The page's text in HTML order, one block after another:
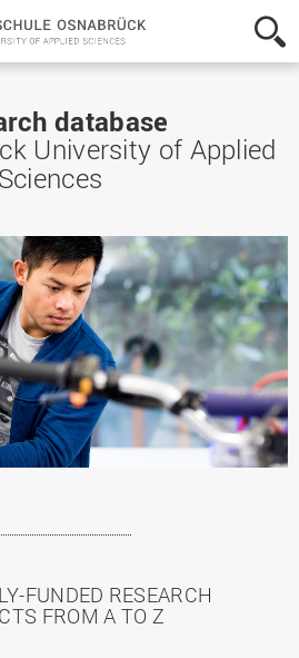
Hochschule
Osnabrück
-
Sciences
database
University of Applied
Sciences
FUNDED RESEARCH
FROM A TO Z